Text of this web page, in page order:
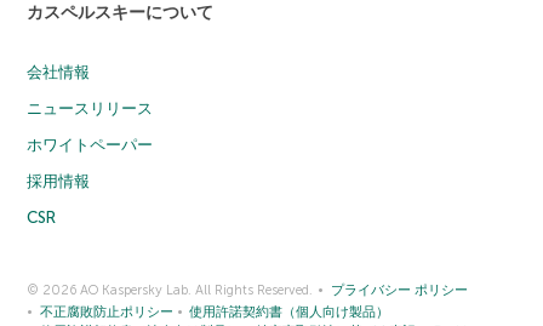
カスペルスキーについて
会社情報
ニュースリリース
ホワイトペーパー
採用情報
CSR
© 2026 AO Kaspersky Lab. All Rights Reserved.
プライバシー ポリシー
不正腐敗防止ポリシー
使用許諾契約書（個人向け製品）